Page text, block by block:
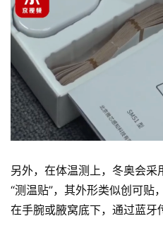
云
计
算
未
来
医
疗
智
能
驾
驶
登录
另外，在体温测上，冬奥会
“测温贴”，其外形类似创可贴
在手腕或腋窝底下，通过蓝牙